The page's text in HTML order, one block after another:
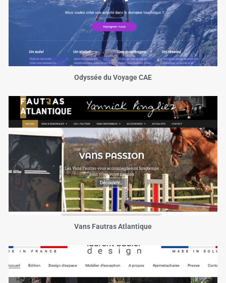
Odyssée du Voyage CAE
Vans Fautras Atlantique